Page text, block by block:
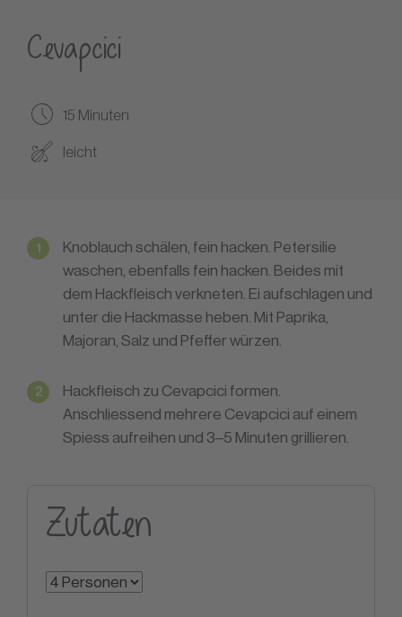
Cevapcici
15 Minuten
leicht
Knoblauch schälen, fein hacken. Petersilie
waschen, ebenfalls fein hacken. Beides mit
dem Hackfleisch verkneten. Ei aufschlagen und
unter die Hackmasse heben. Mit Paprika,
Majoran, Salz und Pfeffer würzen.
Hackfleisch zu Cevapcici formen.
Anschliessend mehrere Cevapcici auf einem
Spiess aufreihen und 3–5 Minuten grillieren.
Zutaten